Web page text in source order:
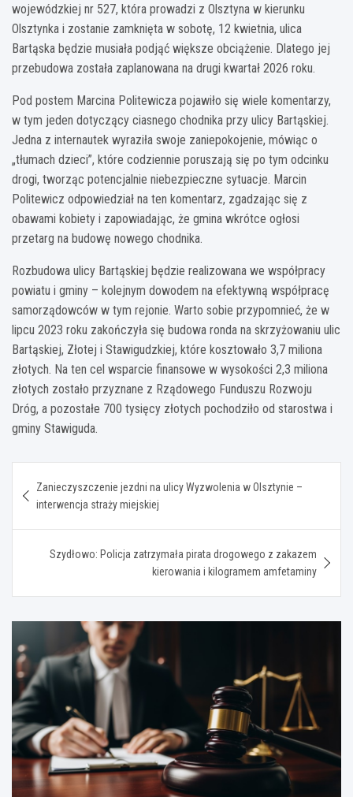
wojewódzkiej nr 527, która prowadzi z Olsztyna w kierunku
Olsztynka i zostanie zamknięta w sobotę, 12 kwietnia, ulica
Bartąska będzie musiała podjąć większe obciążenie. Dlatego jej
przebudowa została zaplanowana na drugi kwartał 2026 roku.
Pod postem Marcina Politewicza pojawiło się wiele komentarzy,
w tym jeden dotyczący ciasnego chodnika przy ulicy Bartąskiej.
Jedna z internautek wyraziła swoje zaniepokojenie, mówiąc o
„tłumach dzieci”, które codziennie poruszają się po tym odcinku
drogi, tworząc potencjalnie niebezpieczne sytuacje. Marcin
Politewicz odpowiedział na ten komentarz, zgadzając się z
obawami kobiety i zapowiadając, że gmina wkrótce ogłosi
przetarg na budowę nowego chodnika.
Rozbudowa ulicy Bartąskiej będzie realizowana we współpracy
powiatu i gminy – kolejnym dowodem na efektywną współpracę
samorządowców w tym rejonie. Warto sobie przypomnieć, że w
lipcu 2023 roku zakończyła się budowa ronda na skrzyżowaniu ulic
Bartąskiej, Złotej i Stawigudzkiej, które kosztowało 3,7 miliona
złotych. Na ten cel wsparcie finansowe w wysokości 2,3 miliona
złotych zostało przyznane z Rządowego Funduszu Rozwoju
Dróg, a pozostałe 700 tysięcy złotych pochodziło od starostwa i
gminy Stawiguda.
wpisu
Zanieczyszczenie jezdni na ulicy Wyzwolenia w Olsztynie –
interwencja straży miejskiej
Szydłowo: Policja zatrzymała pirata drogowego z zakazem
kierowania i kilogramem amfetaminy